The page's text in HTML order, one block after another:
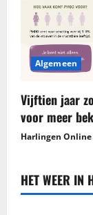
Algemeen
Vijftien jaar
voor meer
Harlingen Online
HET WEER IN